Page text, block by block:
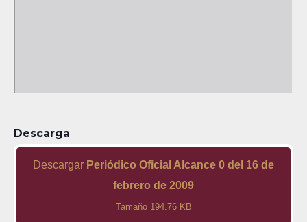
Descarga
Descargar Periódico Oficial Alcance 0 del 16 de
febrero de 2009
Tamaño 194.76 KB